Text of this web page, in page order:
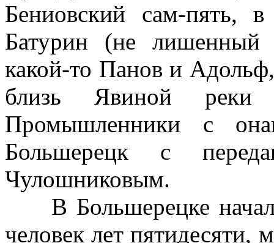
Бениовский сам-пять,
Батурин (не
какой-то Панов и
близь Явиной реки
Промышленники с
Большерецк с
Чулошниковым.
В Большерецке
человек лет